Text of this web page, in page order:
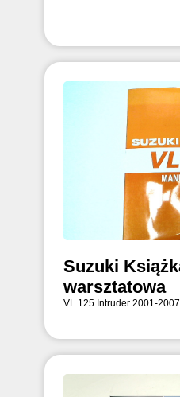
Suzuki
warsztatowa
VL 125 Intruder 2001-2007